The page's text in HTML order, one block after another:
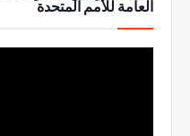
العامة للأمم المتحدة